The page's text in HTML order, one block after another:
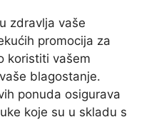
zdravlja vaše
promocija za
koristiti vašem
blagostanje.
ponuda osigurava
koje su u skladu s